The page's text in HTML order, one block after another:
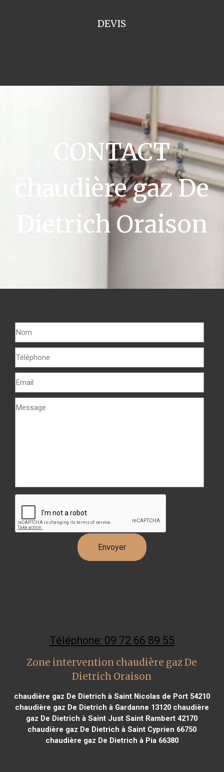
DEVIS
CONTACT
chaudière gaz De
Dietrich Oraison
Téléphone: 09 72 66 89 55
Zone intervention chaudière gaz De
Dietrich Oraison
chaudière gaz De Dietrich à Saint Nicolas de Port 54210
chaudière gaz De Dietrich à Gardanne 13120chaudière
gaz De Dietrich à Saint Just Saint Rambert 42170
chaudière gaz De Dietrich à Saint Cyprien 66750
chaudière gaz De Dietrich à Pia 66380